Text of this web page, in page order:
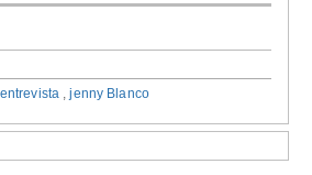
entrevista ,jenny Blanco